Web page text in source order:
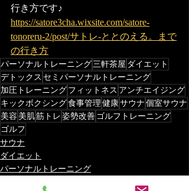
行き方です♪
https://satore3cha.wixsite.com/satore-
tonoreru-2/post/サトレ-ととのえる。まで
の行き方
パーソナルトレーニング三軒茶屋 ダイエット
デトックス セミパーソナルトレーニング
加圧トレーニングフィットネス アンチエイジング
キックボクシング食事管理健康サウナ個室サウナ
美容 美肌筋トレ姿勢改善ゴルフトレーニング
ゴルフ
サウナ
ダイエット
パーソナルトレーニング